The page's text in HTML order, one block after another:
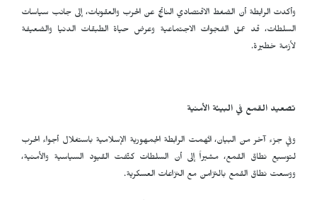
وأكدت الرابطة أن الضغط الاقتصادي الناتج عن الحرب والعقوبات، إلى جانب سياسات
السلطات، قد عمق الفجوات الاجتماعية وعرض حياة الطبقات الدنيا والضعيفة
لأزمة خطيرة.
تصعيد القمع في البيئة الأمنية
وفي جزء آخر من البيان، اتُهمت الرابطة الجمهورية الإسلامية باستغلال أجواء الحرب
لتوسيع نطاق القمع، مشيراً إلى أن السلطات كثّفت القيود السياسية والأمنية،
ووسعت نطاق القمع بالتزامن مع النزاعات العسكرية.